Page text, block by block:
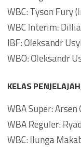
WBC: Tyson Fury
WBC Interim:
IBF: Oleksandr
WBO: Oleksandr
KELAS
WBA Super:
WBA Reguler:
WBC: Ilunga